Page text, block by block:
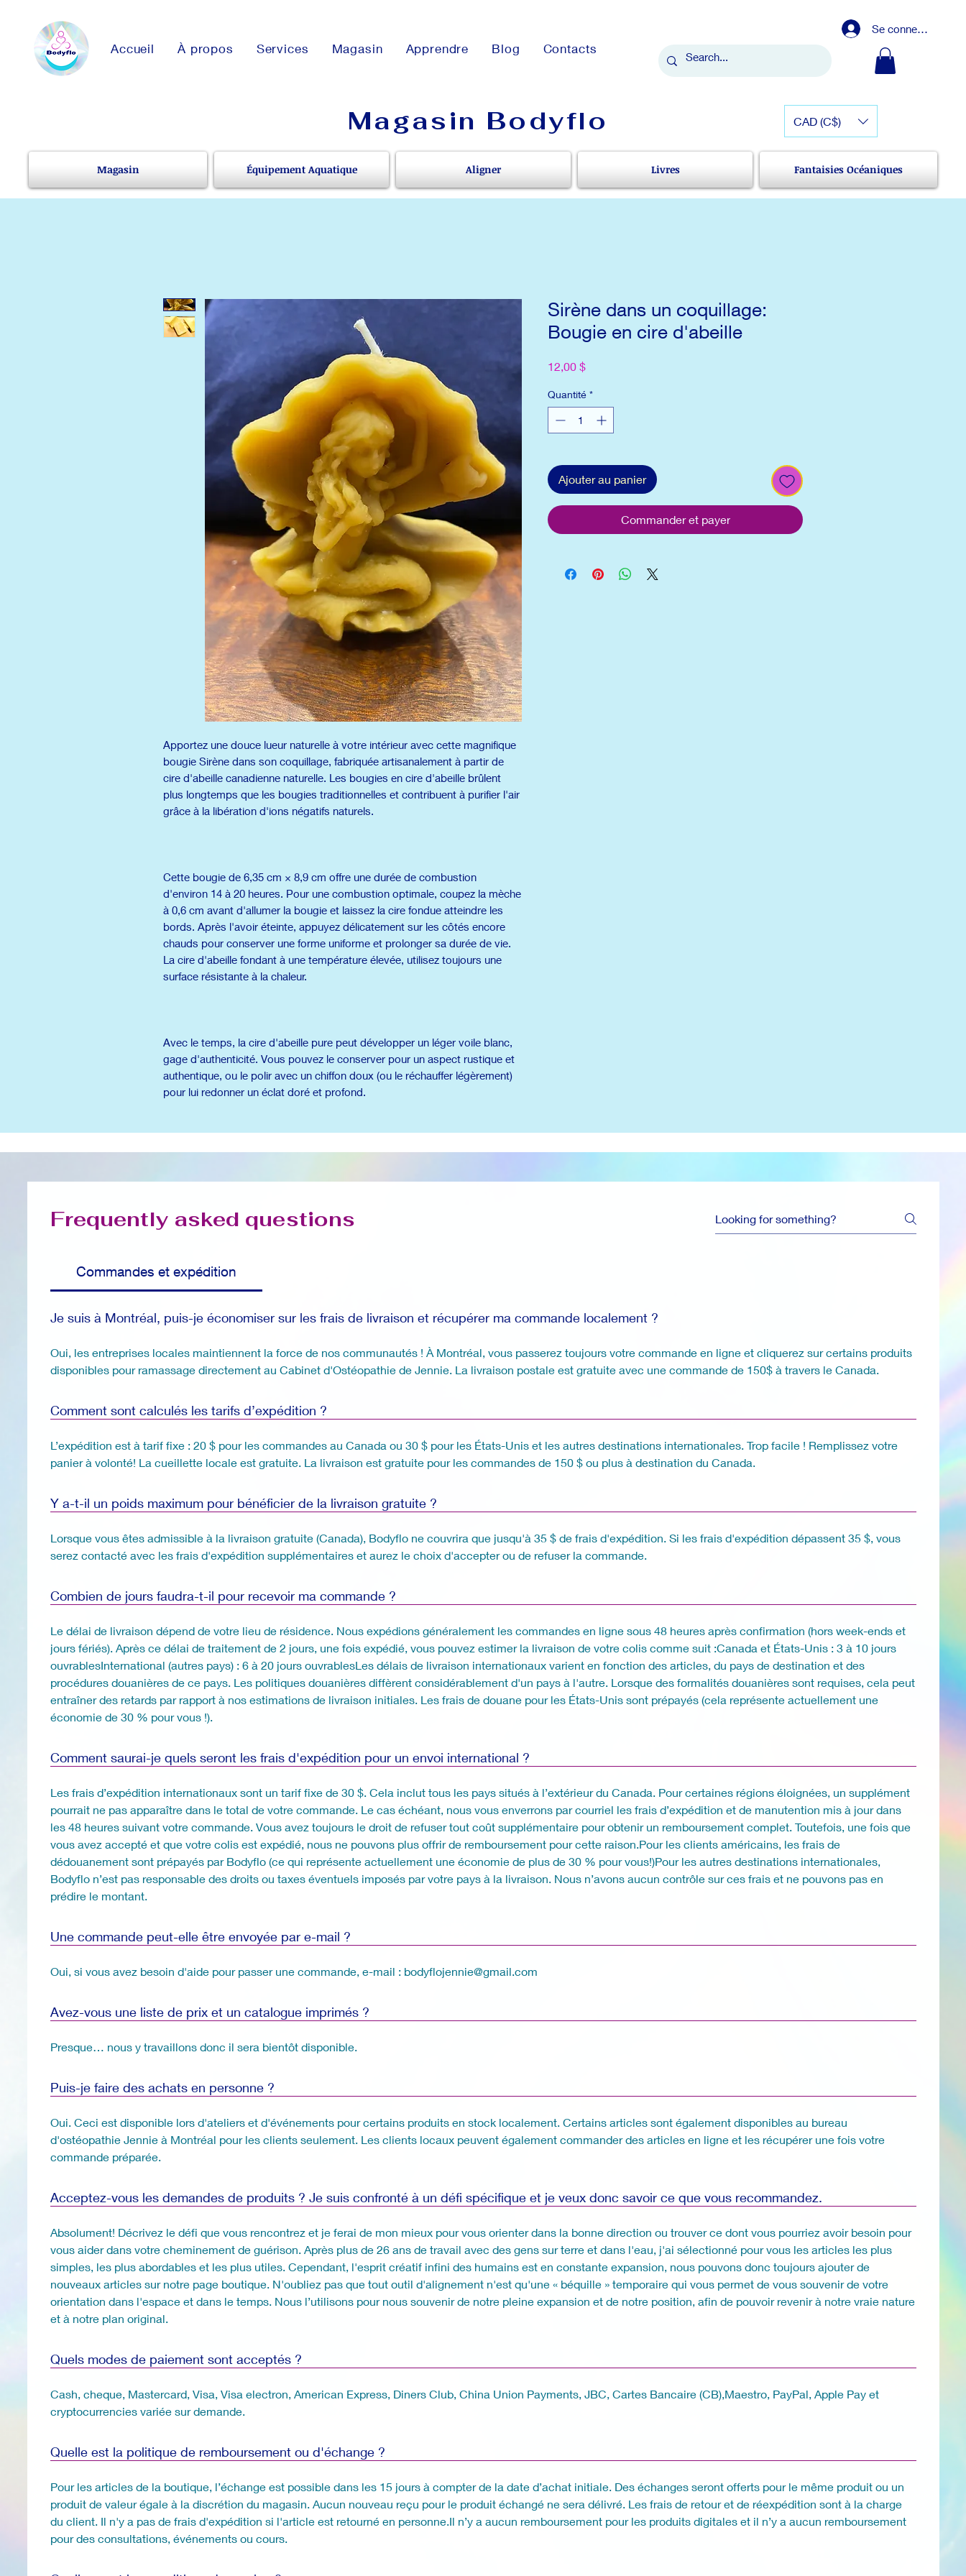
Accueil À propos Services Magasin Apprendre Blog Contacts
Se connecter
Magasin Bodyflo CAD (C$)
Magasin Équipement Aquatique Aligner Livres Fantaisies Océaniques
Apportez une douce lueur naturelle à votre intérieur avec cette magnifique
bougie Sirène dans son coquillage, fabriquée artisanalement à partir de
cire d'abeille canadienne naturelle. Les bougies en cire d'abeille brûlent
plus longtemps que les bougies traditionnelles et contribuent à purifier l'air
grâce à la libération d'ions négatifs naturels.
Cette bougie de 6,35 cm × 8,9 cm offre une durée de combustion
d'environ 14 à 20 heures. Pour une combustion optimale, coupez la mèche
à 0,6 cm avant d'allumer la bougie et laissez la cire fondue atteindre les
bords. Après l'avoir éteinte, appuyez délicatement sur les côtés encore
chauds pour conserver une forme uniforme et prolonger sa durée de vie.
La cire d'abeille fondant à une température élevée, utilisez toujours une
surface résistante à la chaleur.
Avec le temps, la cire d'abeille pure peut développer un léger voile blanc,
gage d'authenticité. Vous pouvez le conserver pour un aspect rustique et
authentique, ou le polir avec un chiffon doux (ou le réchauffer légèrement)
pour lui redonner un éclat doré et profond.
Sirène dans un coquillage:
Bougie en cire d'abeille
12,00 $Prix
Quantité *
Ajouter au panier
Commander et payer
Frequently asked questions
Commandes et expédition
Je suis à Montréal, puis-je économiser sur les frais de livraison et récupérer ma commande localement ?
Oui, les entreprises locales maintiennent la force de nos communautés ! À Montréal, vous passerez toujours votre commande en ligne et cliquerez sur certains produits
disponibles pour ramassage directement au Cabinet d'Ostéopathie de Jennie. La livraison postale est gratuite avec une commande de 150$ à travers le Canada.
Comment sont calculés les tarifs d’expédition ?
L’expédition est à tarif fixe : 20 $ pour les commandes au Canada ou 30 $ pour les États-Unis et les autres destinations internationales. Trop facile ! Remplissez votre
panier à volonté! La cueillette locale est gratuite. La livraison est gratuite pour les commandes de 150 $ ou plus à destination du Canada.
Y a-t-il un poids maximum pour bénéficier de la livraison gratuite ?
Lorsque vous êtes admissible à la livraison gratuite (Canada), Bodyflo ne couvrira que jusqu'à 35 $ de frais d'expédition. Si les frais d'expédition dépassent 35 $, vous
serez contacté avec les frais d'expédition supplémentaires et aurez le choix d'accepter ou de refuser la commande.
Combien de jours faudra-t-il pour recevoir ma commande ?
Le délai de livraison dépend de votre lieu de résidence. Nous expédions généralement les commandes en ligne sous 48 heures après confirmation (hors week-ends et
jours fériés). Après ce délai de traitement de 2 jours, une fois expédié, vous pouvez estimer la livraison de votre colis comme suit :Canada et États-Unis : 3 à 10 jours
ouvrablesInternational (autres pays) : 6 à 20 jours ouvrablesLes délais de livraison internationaux varient en fonction des articles, du pays de destination et des
procédures douanières de ce pays. Les politiques douanières diffèrent considérablement d'un pays à l'autre. Lorsque des formalités douanières sont requises, cela peut
entraîner des retards par rapport à nos estimations de livraison initiales. Les frais de douane pour les États-Unis sont prépayés (cela représente actuellement une
économie de 30 % pour vous !).
Comment saurai-je quels seront les frais d'expédition pour un envoi international ?
Les frais d’expédition internationaux sont un tarif fixe de 30 $. Cela inclut tous les pays situés à l’extérieur du Canada. Pour certaines régions éloignées, un supplément
pourrait ne pas apparaître dans le total de votre commande. Le cas échéant, nous vous enverrons par courriel les frais d’expédition et de manutention mis à jour dans
les 48 heures suivant votre commande. Vous avez toujours le droit de refuser tout coût supplémentaire pour obtenir un remboursement complet. Toutefois, une fois que
vous avez accepté et que votre colis est expédié, nous ne pouvons plus offrir de remboursement pour cette raison.Pour les clients américains, les frais de
dédouanement sont prépayés par Bodyflo (ce qui représente actuellement une économie de plus de 30 % pour vous!)Pour les autres destinations internationales,
Bodyflo n’est pas responsable des droits ou taxes éventuels imposés par votre pays à la livraison. Nous n’avons aucun contrôle sur ces frais et ne pouvons pas en
prédire le montant.
Une commande peut-elle être envoyée par e-mail ?
Oui, si vous avez besoin d'aide pour passer une commande, e-mail : bodyflojennie@gmail.com
Avez-vous une liste de prix et un catalogue imprimés ?
Presque… nous y travaillons donc il sera bientôt disponible.
Puis-je faire des achats en personne ?
Oui. Ceci est disponible lors d'ateliers et d'événements pour certains produits en stock localement. Certains articles sont également disponibles au bureau
d'ostéopathie Jennie à Montréal pour les clients seulement. Les clients locaux peuvent également commander des articles en ligne et les récupérer une fois votre
commande préparée.
Acceptez-vous les demandes de produits ? Je suis confronté à un défi spécifique et je veux donc savoir ce que vous recommandez.
Absolument! Décrivez le défi que vous rencontrez et je ferai de mon mieux pour vous orienter dans la bonne direction ou trouver ce dont vous pourriez avoir besoin pour
vous aider dans votre cheminement de guérison. Après plus de 26 ans de travail avec des gens sur terre et dans l'eau, j'ai sélectionné pour vous les articles les plus
simples, les plus abordables et les plus utiles. Cependant, l'esprit créatif infini des humains est en constante expansion, nous pouvons donc toujours ajouter de
nouveaux articles sur notre page boutique. N'oubliez pas que tout outil d'alignement n'est qu'une « béquille » temporaire qui vous permet de vous souvenir de votre
orientation dans l'espace et dans le temps. Nous l’utilisons pour nous souvenir de notre pleine expansion et de notre position, afin de pouvoir revenir à notre vraie nature
et à notre plan original.
Quels modes de paiement sont acceptés ?
Cash, cheque, Mastercard, Visa, Visa electron, American Express, Diners Club, China Union Payments, JBC, Cartes Bancaire (CB),Maestro, PayPal, Apple Pay et
cryptocurrencies variée sur demande.
Quelle est la politique de remboursement ou d'échange ?
Pour les articles de la boutique, l’échange est possible dans les 15 jours à compter de la date d’achat initiale. Des échanges seront offerts pour le même produit ou un
produit de valeur égale à la discrétion du magasin. Aucun nouveau reçu pour le produit échangé ne sera délivré. Les frais de retour et de réexpédition sont à la charge
du client. Il n'y a pas de frais d'expédition si l'article est retourné en personne.Il n’y a aucun remboursement pour les produits digitales et il n’y a aucun remboursement
pour des consultations, événements ou cours.